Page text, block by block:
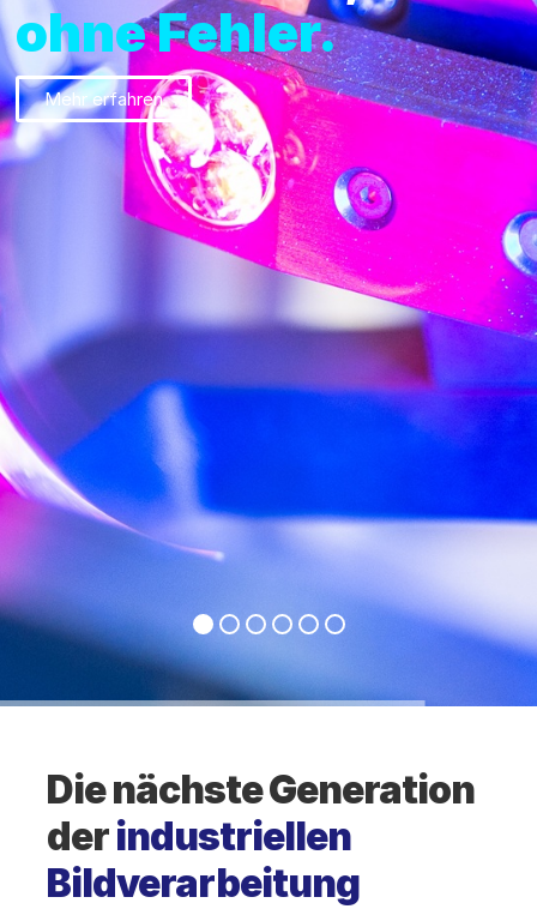
Die nächste Generation
derindustriellen
Bildverarbeitung